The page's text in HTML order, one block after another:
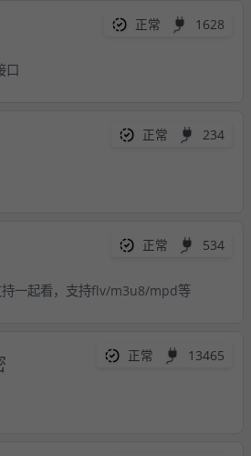
正常 1628
口
正常 234
正常 534
持一起看，支持flv/m3u8/mpd等
正常 13465